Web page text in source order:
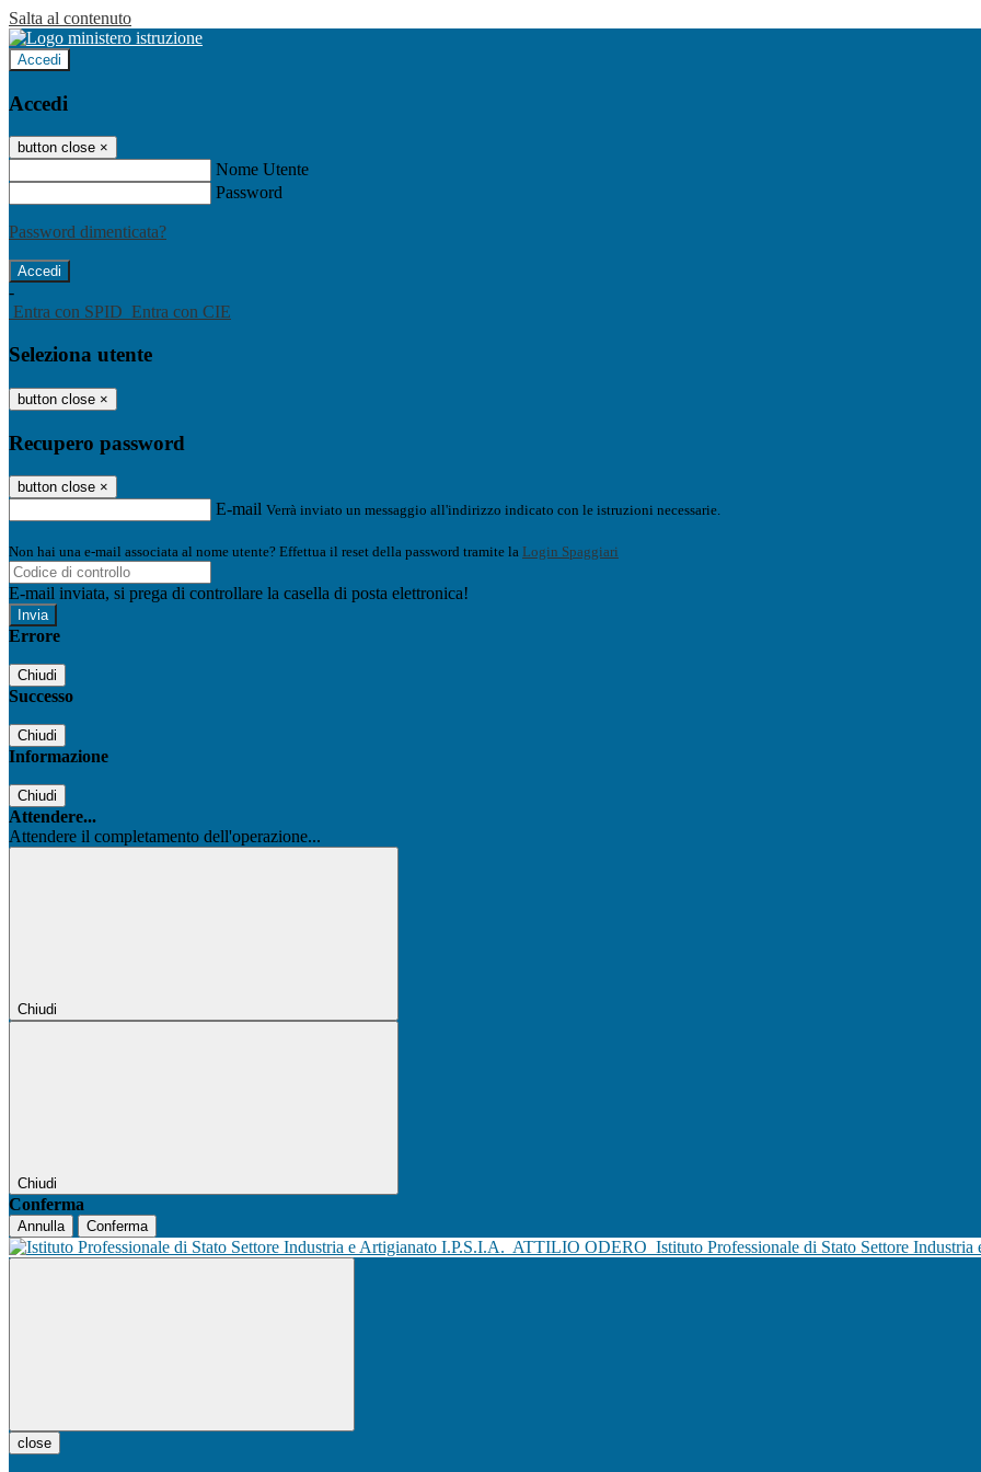
Salta al contenuto
Accedi
Accedi
button close ×
Nome Utente
Password
Password dimenticata?
-
Entra con SPID Entra con CIE
Seleziona utente
button close ×
Recupero password
button close ×
E-mail Verrà inviato un messaggio all'indirizzo indicato con le istruzioni necessarie.
Non hai una e-mail associata al nome utente? Effettua il reset della password tramite la Login Spaggiari
E-mail inviata, si prega di controllare la casella di posta elettronica!
Errore
Chiudi
Successo
Chiudi
Informazione
Chiudi
Attendere...
Attendere il completamento dell'operazione...
Chiudi
Chiudi
Conferma
Annulla Conferma
I.P.S.I.A. ATTILIO ODERO Istituto Professionale di Stato Settore
close